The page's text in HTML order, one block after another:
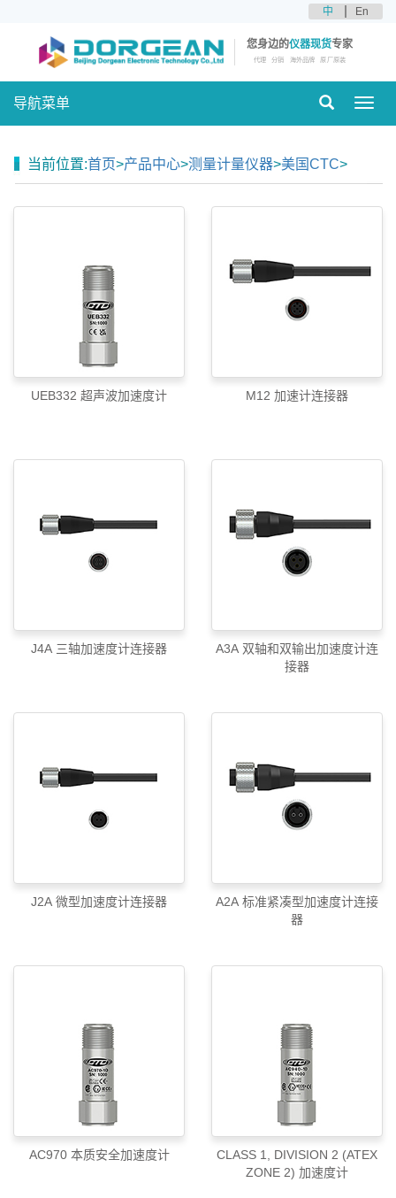
中 En
您身边的仪器现货专家
代理 分销 海外品牌 原厂原装
导航菜单
当前位置:首页>产品中心>测量计量仪器>美国CTC>
UEB332 超声波加速度计 M12 加速计连接器
J4A 三轴加速度计连接器
A3A 双轴和双输出加速度计连
接器
J2A 微型加速度计连接器
A2A 标准紧凑型加速度计连接
器
AC970 本质安全加速度计
CLASS 1, DIVISION 2 (ATEX
ZONE 2) 加速度计